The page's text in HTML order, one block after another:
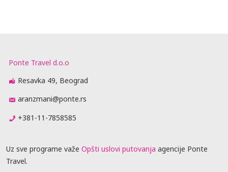
Ponte Travel d.o.o
Resavka 49, Beograd
aranzmani@ponte.rs
+381-11-7858585
Uz sve programe važe Opšti uslovi putovanja agencije Ponte
Travel.